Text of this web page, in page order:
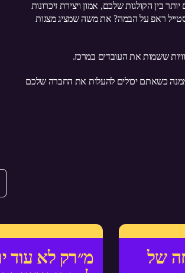
בין הקולגות שלכם, אמון ויצירת זיכרונות
ראפ על הבמה? את משה שמציג מצגות
ששמות את העובדים במרכז.
ממנה כשאתם יכולים להעלות את החברה שלכם
של
מ״רק לא עוד